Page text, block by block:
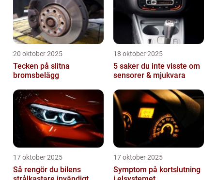
20 oktober 2025
Tecken på slitna
bromsbelägg
18 oktober 2025
5 saker du inte visste om
sensorer & mjukvara
17 oktober 2025
Så rengör du bilens
17 oktober 2025
Symptom på kortslutning